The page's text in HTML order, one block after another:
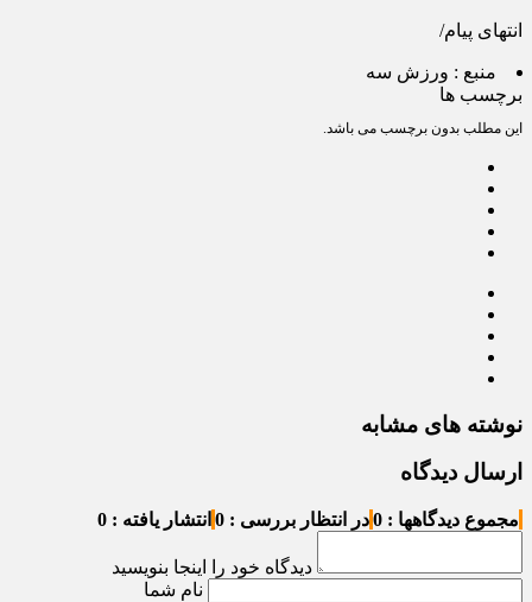
انتهای پیام/
منبع : ورزش سه
برچسب ها
این مطلب بدون برچسب می باشد.
نوشته های مشابه
ارسال دیدگاه
مجموع دیدگاهها : 0 در انتظار بررسی : 0 انتشار یافته : 0
دیدگاه خود را اینجا بنویسید
نام شما